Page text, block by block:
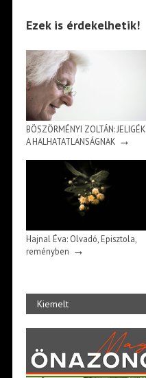
Ezek is érdekelhetik!
BÖSZÖRMÉNYI ZOLTÁN: JELIGÉK
A HALHATATLANSÁGNAK→
Hajnal Éva: Olvadó, Episztola,
reményben →
Kiemelt